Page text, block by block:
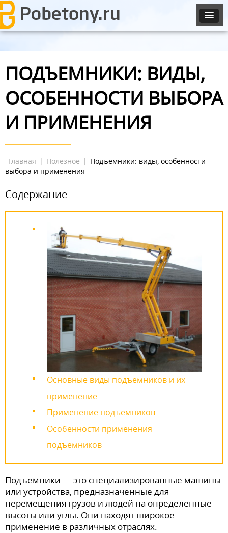
ПОДЪЕМНИКИ: ВИДЫ,
ОСОБЕННОСТИ ВЫБОРА
И ПРИМЕНЕНИЯ
Главная | Полезное | Подъемники: виды, особенности
выбора и применения
Содержание
Основные виды подъемников и их
применение
Применение подъемников
Особенности применения
подъемников
Подъемники — это специализированные машины
или устройства, предназначенные для
перемещения грузов и людей на определенные
высоты или углы. Они находят широкое
применение в различных отраслях.